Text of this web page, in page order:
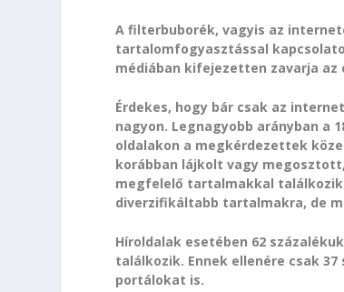
A filterbuborék, vagyis az
tartalomfogyasztással
médiában kifejezetten zavarja
Érdekes, hogy bár csak az
nagyon. Legnagyobb arányban a
oldalakon a megkérdezettek
korábban lájkolt vagy
megfelelő tartalmakkal találkozik
diverzifikáltabb tartalmakra, de
Híroldalak esetében 62
találkozik. Ennek ellenére csak
portálokat is.